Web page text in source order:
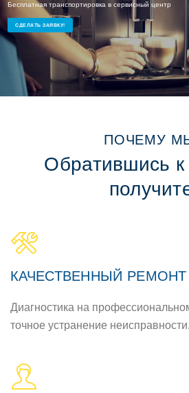
Бесплатная транспортировка в сервисный центр
Ремонт кофемашин на дому или в офисе
СДЕЛАТЬ ЗАЯВКУ!
ПОЧЕМУ
Обратившись
КАЧЕСТВЕННЫЙ РЕМОНТ
Диагностика на
точное устранение неисправности.